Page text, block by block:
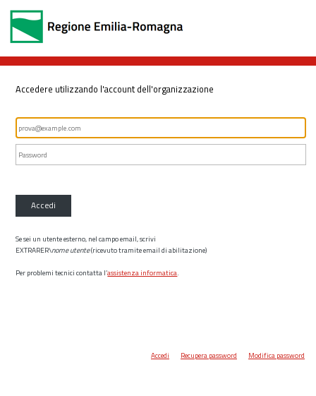
Accedere utilizzando l'account dell'organizzazione
Accedi
Se sei un utente esterno, nel campo email, scrivi
EXTRARER\nome utente(ricevuto tramite email di abilitazione)
Per problemi tecnici contatta l’assistenza informatica.
Accedi Recupera password Modifica password